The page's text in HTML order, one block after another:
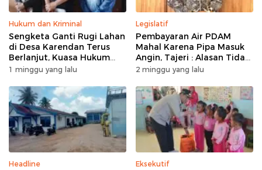
Hukum dan Kriminal
Sengketa Ganti Rugi Lahan
di Desa Karendan Terus
Berlanjut, Kuasa Hukum
Ajukan Kasasi
1 minggu yang lalu
Legislatif
Pembayaran Air PDAM
Mahal Karena Pipa Masuk
Angin, Tajeri : Alasan Tidak
Masuk Akal
2 minggu yang lalu
Headline Eksekutif